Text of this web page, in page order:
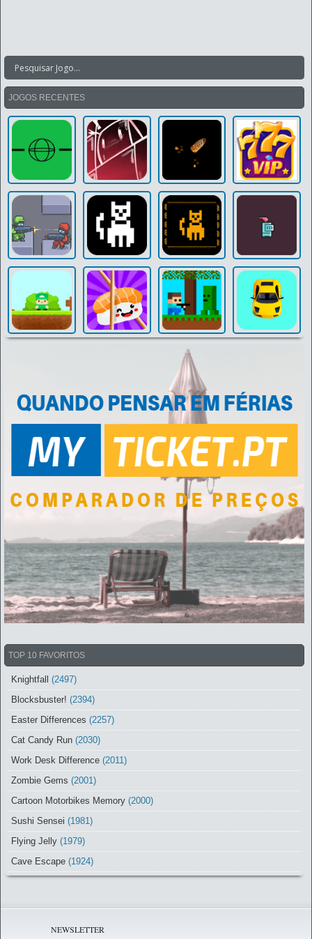
JOGOS RECENTES
TOP 10 FAVORITOS
Knightfall (2497)
Blocksbuster! (2394)
Easter Differences (2257)
Cat Candy Run (2030)
Work Desk Difference (2011)
Zombie Gems (2001)
Cartoon Motorbikes Memory (2000)
Sushi Sensei (1981)
Flying Jelly (1979)
Cave Escape (1924)
NEWSLETTER